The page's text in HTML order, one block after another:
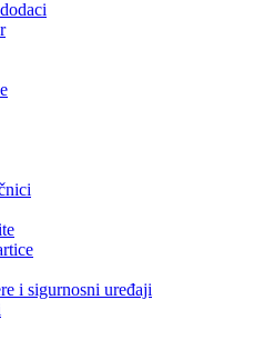
i sigurnosni uređaji